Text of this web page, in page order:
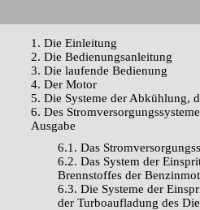
1. Die Einleitung
2. Die Bedienungsanleitung
3. Die laufende Bedienung
4. Der Motor
5. Die Systeme der Abkühlung,
6. Des
Ausgabe
6.1. Das
6.2. Das System der
Brennstoffes der
6.3. Die Systeme der
der Turboaufladung des